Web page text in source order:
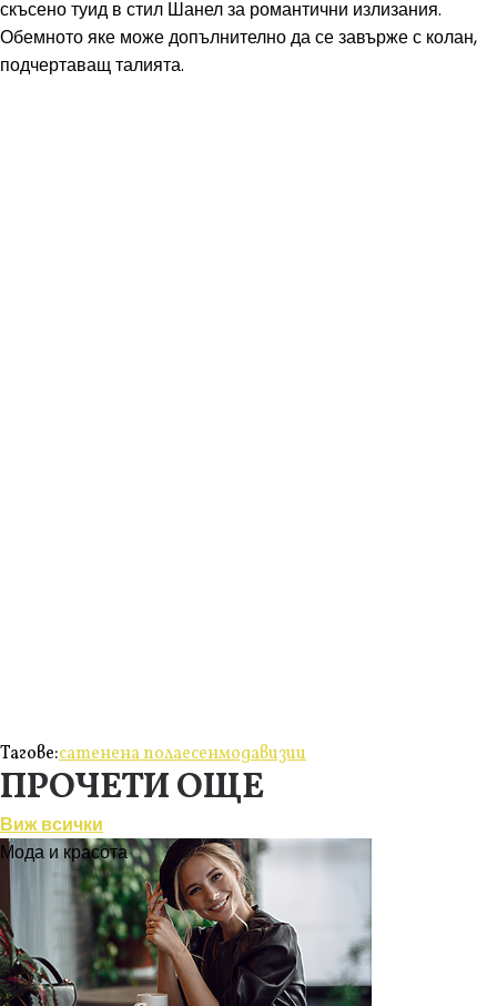
скъсено туид в стил Шанел за романтични излизания.
Обемното яке може допълнително да се завърже с колан,
подчертаващ талията.
Тагове:сатенена полаесенмодавизии
ПРОЧЕТИ ОЩЕ
Виж всички
Мода и красота